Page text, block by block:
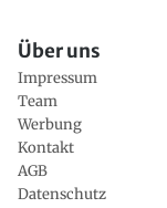
Über uns
Impressum
Team
Werbung
Kontakt
AGB
Datenschutz